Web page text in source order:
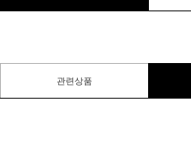
관련상품